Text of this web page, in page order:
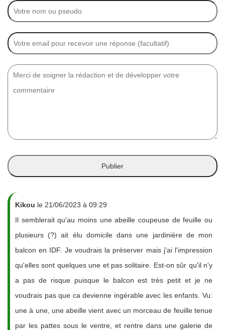
Kikou le 21/06/2023 à 09:29
Il semblerait qu'au moins une abeille coupeuse de feuille ou
plusieurs (?) ait élu domicile dans une jardinière de mon
balcon en IDF. Je voudrais la préserver mais j'ai l'impression
qu'elles sont quelques une et pas solitaire. Est-on sûr qu'il n'y
a pas de risque puisque le balcon est très petit et je ne
voudrais pas que ca devienne ingérable avec les enfants. Vu:
une à une, une abeille vient avec un morceau de feuille tenue
par les pattes sous le ventre, et rentre dans une galerie de